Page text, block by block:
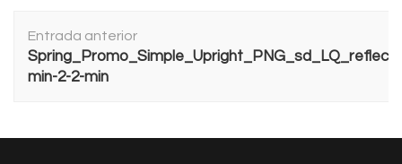
de
entradas
Entrada anterior
min-2-2-min